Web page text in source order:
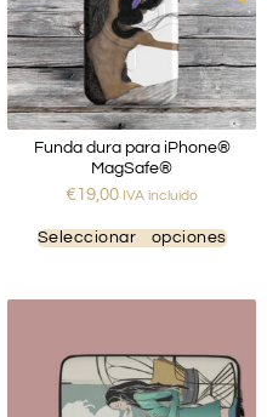
Funda dura para iPhone®
MagSafe®
€19,00 IVA incluido
Seleccionar opciones